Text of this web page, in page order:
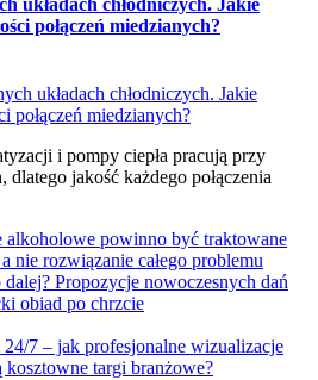
układach chłodniczych. Jakie
połączeń miedzianych?
i pompy ciepła pracują przy
jakość każdego połączenia
alkoholowe powinno być traktowane
nie rozwiązanie całego problemu
Propozycje nowoczesnych dań
obiad po chrzcie
7 – jak profesjonalne wizualizacje
targi branżowe?